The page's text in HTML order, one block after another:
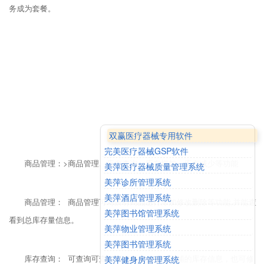
务成为套餐。
商品管理：>商品管理、库存查询、库存增加、库存减少等功能
商品管理： 商品管理可对所有商品进行添加修改删除等功能,并能查
看到总库存量信息。
库存查询： 可查询可查询所有商品在各个店铺的库存信息，也可修
双赢医疗器械专用软件
完美医疗器械GSP软件
美萍医疗器械质量管理系统
美萍诊所管理系统
美萍酒店管理系统
美萍图书馆管理系统
美萍物业管理系统
美萍图书管理系统
美萍健身房管理系统